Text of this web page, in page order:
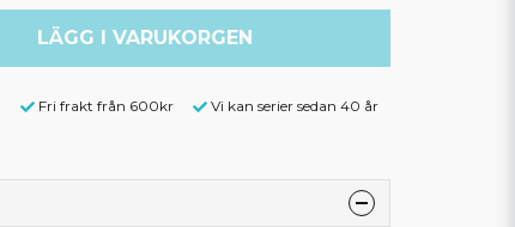
LÄGG I VARUKORGEN
Fri frakt från 600kr
Vi kan serier sedan 40 år